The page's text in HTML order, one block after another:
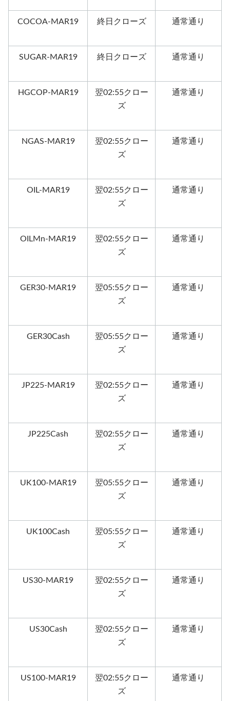
COCOA-MAR19 終日クローズ 通常通り
SUGAR-MAR19 終日クローズ 通常通り
HGCOP-MAR19
翌02:55クロー
ズ
通常通り
NGAS-MAR19
翌02:55クロー
ズ
通常通り
OIL-MAR19
翌02:55クロー
ズ
通常通り
OILMn-MAR19
翌02:55クロー
ズ
通常通り
GER30-MAR19
翌05:55クロー
ズ
通常通り
GER30Cash
翌05:55クロー
ズ
通常通り
JP225-MAR19
翌02:55クロー
ズ
通常通り
JP225Cash
翌02:55クロー
ズ
通常通り
UK100-MAR19
翌05:55クロー
ズ
通常通り
UK100Cash
翌05:55クロー
ズ
通常通り
US30-MAR19
翌02:55クロー
ズ
通常通り
US30Cash
翌02:55クロー
ズ
通常通り
US100-MAR19
翌02:55クロー
ズ
通常通り